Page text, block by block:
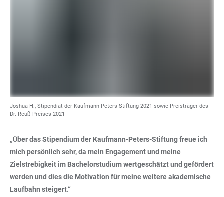
Joshua H., Stipendiat der Kaufmann-Peters-Stiftung 2021 sowie Preisträger des
Dr. Reuß-Preises 2021
„Über das Stipendium der Kaufmann-Peters-Stiftung freue ich
mich persönlich sehr, da mein Engagement und meine
Zielstrebigkeit im Bachelorstudium wertgeschätzt und gefördert
werden und dies die Motivation für meine weitere akademische
Laufbahn steigert.“